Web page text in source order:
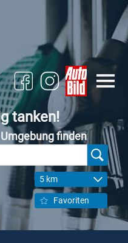
tanken!
finden
5 km
Favoriten